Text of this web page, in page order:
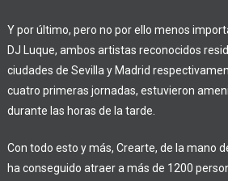
Y por último, pero no por ello menos
DJ Luque, ambos artistas reconocidos
ciudades de Sevilla y Madrid
cuatro primeras jornadas, estuvieron
durante las horas de la tarde.
Con todo esto y más, Crearte, de la mano
ha conseguido atraer a más de 1200